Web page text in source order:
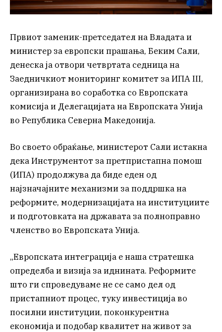
Првиот заменик-претседател на Владата и
министер за европски прашања, Беким Сали,
денеска ја отвори четвртата седница на
Заедничкиот мониторинг комитет за ИПА III,
организирана во соработка со Европската
комисија и Делегацијата на Европската Унија
во Република Северна Македонија.
Во своето обраќање, министерот Сали истакна
дека Инструментот за претпристапна помош
(ИПА) продолжува да биде еден од
најзначајните механизми за поддршка на
реформите, модернизацијата на институциите
и подготовката на државата за полноправно
членство во Европската Унија.
„Европската интеграција е наша стратешка
определба и визија за иднината. Реформите
што ги спроведуваме не се само дел од
пристапниот процес, туку инвестиција во
посилни институции, поконкурентна
економија и подобар квалитет на живот за